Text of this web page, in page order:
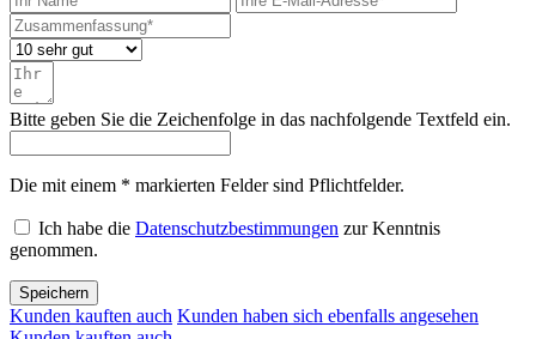
Bitte geben Sie die Zeichenfolge in das nachfolgende Textfeld ein.
Die mit einem * markierten Felder sind Pflichtfelder.
Ich habe die Datenschutzbestimmungen zur Kenntnis
genommen.
Speichern
Kunden kauften auch Kunden haben sich ebenfalls angesehen